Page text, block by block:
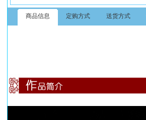
商品信息 定购方式 送货方式